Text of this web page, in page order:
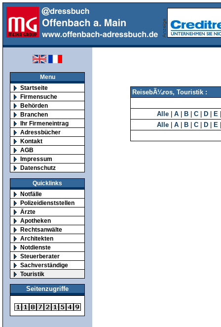
Menu
Startseite
Firmensuche
Behörden
Branchen
Ihr Firmeneintrag
Adressbücher
Kontakt
AGB
Impressum
Datenschutz
Quicklinks
Notfälle
Polizeidienststellen
Ärzte
Apotheken
Rechtsanwälte
Architekten
Notdienste
Steuerberater
Sachverständige
Touristik
Seitenzugriffe
ReisebÃ¼ros, Touristik :
Alle A B C D E
Alle
A B C D E